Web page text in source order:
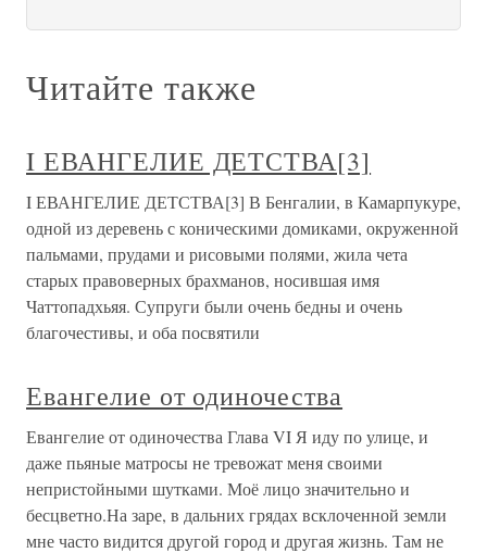
Читайте также
I ЕВАНГЕЛИЕ ДЕТСТВА[3]
I ЕВАНГЕЛИЕ ДЕТСТВА[3] В Бенгалии, в Камарпукуре,
одной из деревень с коническими домиками, окруженной
пальмами, прудами и рисовыми полями, жила чета
старых правоверных брахманов, носившая имя
Чаттопадхьяя. Супруги были очень бедны и очень
благочестивы, и оба посвятили
Евангелие от одиночества
Евангелие от одиночества Глава VI Я иду по улице, и
даже пьяные матросы не тревожат меня своими
непристойными шутками. Моё лицо значительно и
бесцветно.На заре, в дальних грядах всклоченной земли
мне часто видится другой город и другая жизнь. Там не